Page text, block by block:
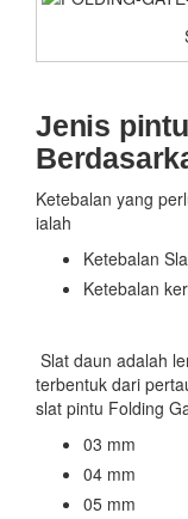
Jenis
Ketebalan yang
ialah
Ketebalan
Ketebalan
Slat daun adalah
terbentuk dari
slat pintu Folding
03 mm
04 mm
05 mm